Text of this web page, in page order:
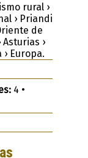
rural ›
› Priandi
de
›
Europa.
4 •